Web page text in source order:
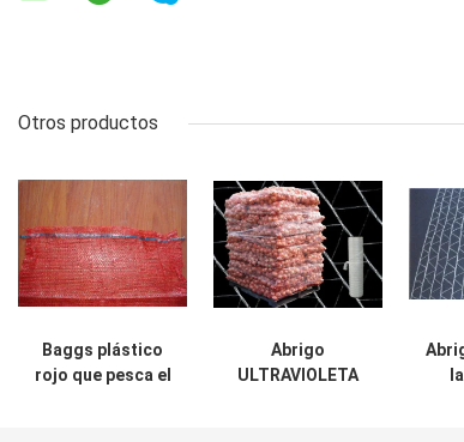
Otros productos
Baggs plástico
rojo que pesca el
Abrigo
ULTRAVIOLETA